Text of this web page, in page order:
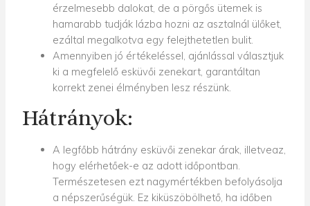
érzelmesebb dalokat, de a pörgős ütemek is
hamarabb tudják lázba hozni az asztalnál ülőket,
ezáltal megalkotva egy felejthetetlen bulit.
Amennyiben jó értékeléssel, ajánlással választjuk
ki a megfelelő esküvői zenekart, garantáltan
korrekt zenei élményben lesz részünk.
Hátrányok:
A legfőbb hátrány esküvői zenekar árak, illetveaz,
hogy elérhetőek-e az adott időpontban.
Természetesen ezt nagymértékben befolyásolja
a népszerűségük. Ez kiküszöbölhető, ha időben